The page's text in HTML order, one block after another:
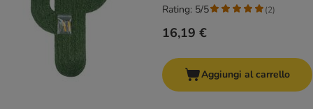
16,19 €
Rating: 5/5 (2)
Aggiungi al carrello